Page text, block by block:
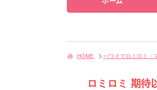
HOME ハワイでロミロミ・
ロミロミ 期待